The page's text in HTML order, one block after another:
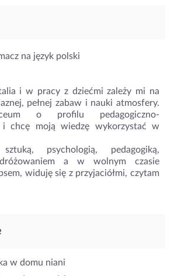
na język polski
i w pracy z dziećmi zależy mi na
pełnej zabaw i nauki atmosfery.
o profilu pedagogiczno-
i chcę moją wiedzę wykorzystać w
psychologią, pedagogiką,
a w wolnym czasie
widuję się z przyjaciółmi, czytam
w domu niani